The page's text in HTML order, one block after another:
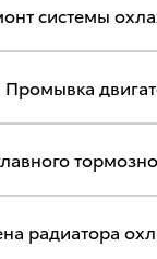
системы
Промывка
радиатора